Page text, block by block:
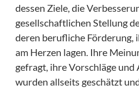
dessen Ziele, die
gesellschaftlichen Stellung
deren berufliche Förderung,
am Herzen lagen. Ihre
gefragt, ihre Vorschläge und
wurden allseits geschätzt